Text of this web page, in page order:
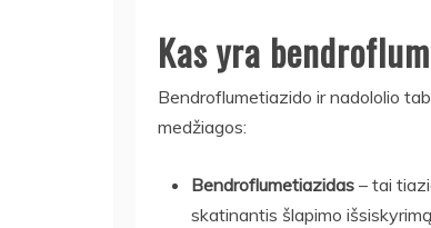
Kas yra
Bendroflumetiazido ir nadololio
medžiagos:
Bendroflumetiazidas – tai
skatinantis šlapimo